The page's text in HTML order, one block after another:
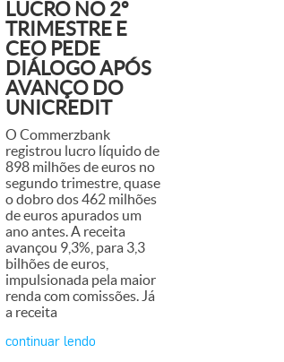
LUCRO NO 2º
TRIMESTRE E
CEO PEDE
DIÁLOGO APÓS
AVANÇO DO
UNICREDIT
O Commerzbank
registrou lucro líquido de
898 milhões de euros no
segundo trimestre, quase
o dobro dos 462 milhões
de euros apurados um
ano antes. A receita
avançou 9,3%, para 3,3
bilhões de euros,
impulsionada pela maior
renda com comissões. Já
a receita
continuar lendo